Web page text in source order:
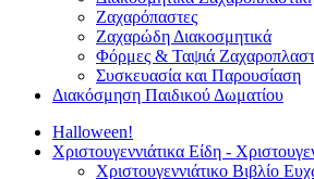
Ζαχαρόπαστες
Ζαχαρώδη Διακοσμητικά
Φόρμες & Ταψιά
Συσκευασία και Παρουσίαση
Διακόσμηση Παιδικού Δωματίου
Halloween!
Χριστουγεννιάτικα Είδη -
Χριστουγεννιάτικο Βιβλίο